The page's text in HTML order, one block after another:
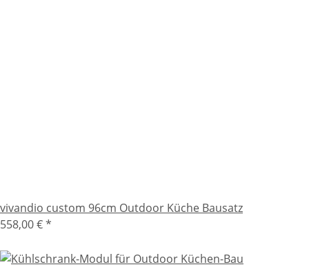
vivandio custom 96cm Outdoor Küche Bausatz
558,00 €*